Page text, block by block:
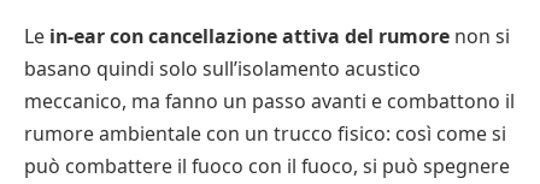
Le in-ear con cancellazione attiva del rumore non si
basano quindi solo sull’isolamento acustico
meccanico, ma fanno un passo avanti e combattono il
rumore ambientale con un trucco fisico: così come si
può combattere il fuoco con il fuoco, si può spegnere